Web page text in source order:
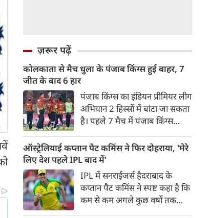
ज़रूर पढ़ें
कोलकाता से मैच धुला के पंजाब किंग्स हुई बाहर, 7
जीत के बाद 6 हार
पंजाब किंग्स का इंडियन प्रीमियर लीग
अभियान 2 हिस्सों में बांटा जा सकता
है। पहले 7 मैच में पंजाब किंग्स
उसे हार का सामना करना पड़ा इसके
बाद अंतिम मैच वह जरूर जीती
लेकिन तब तक उसकी किस्मत
लखनऊ के हाथ लिखी गई थी।
ऑस्ट्रेलियाई कप्तान पैट कमिंस ने फिर दोहराया, 'मेरे
लिए देश पहले IPL बाद में'
IPL में सनराईजर्स हैदराबाद के
कप्तान पैट कमिंस ने स्पष्ट कहा है कि
कम से कम अगले कुछ वर्षों तक